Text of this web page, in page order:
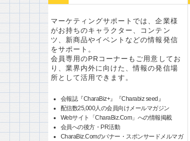
マーケティングサポートでは、企業様
がお持ちのキャラクター、コンテン
ツ、新商品やイベントなどの情報発信
をサポート。
会員専用のPRコーナーもご用意してお
り、業界内外に向けた、情報の発信場
所として活用できます。
会報誌『CharaBiz+』『Charabiz seed』
配信数25,000人の会員向けメールマガジン
Webサイト「CharaBiz.Com」への情報掲載
会員への後方・PR活動
CharaBiz.Comのバナー・スポンサードメルマガ